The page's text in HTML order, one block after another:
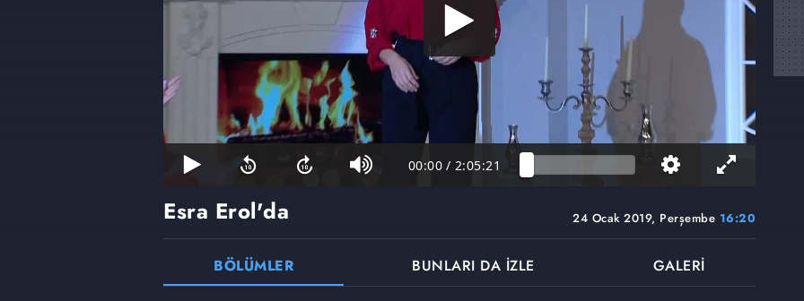
00:00 / 2:05:21
24 Ocak 2019, Perşembe 16:20
Esra Erol'da
BÖLÜMLER BUNLARI DA İZLE GALERİ